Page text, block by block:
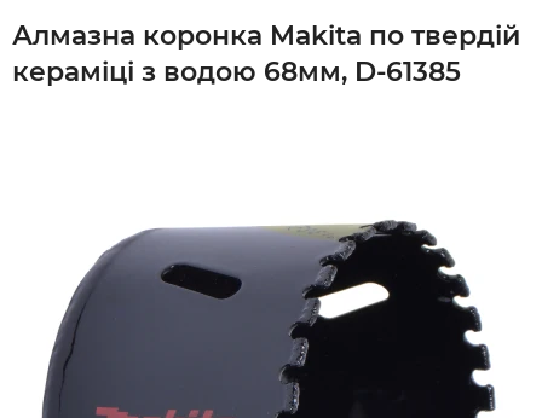
Алмазна коронка Makita по твердій
кераміці з водою 68мм, D-61385